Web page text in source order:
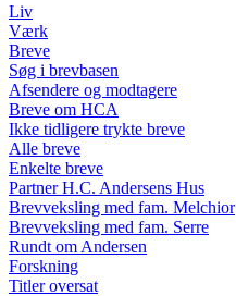
Liv
Værk
Breve
Søg i brevbasen
Afsendere og modtagere
Breve om HCA
Ikke tidligere trykte breve
Alle breve
Enkelte breve
Partner H.C. Andersens Hus
Brevveksling med fam. Melchior
Brevveksling med fam. Serre
Rundt om Andersen
Forskning
Titler oversat